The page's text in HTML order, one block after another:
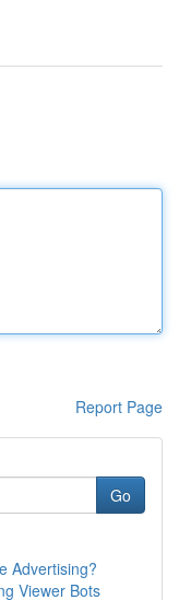
Report Page
Go
Advertising?
Viewer Bots